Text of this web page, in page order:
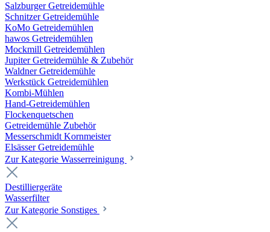
Salzburger Getreidemühle
Schnitzer Getreidemühle
KoMo Getreidemühlen
hawos Getreidemühlen
Mockmill Getreidemühlen
Jupiter Getreidemühle & Zubehör
Waldner Getreidemühle
Werkstück Getreidemühlen
Kombi-Mühlen
Hand-Getreidemühlen
Flockenquetschen
Getreidemühle Zubehör
Messerschmidt Kornmeister
Elsässer Getreidemühle
Zur Kategorie Wasserreinigung
Destilliergeräte
Wasserfilter
Zur Kategorie Sonstiges